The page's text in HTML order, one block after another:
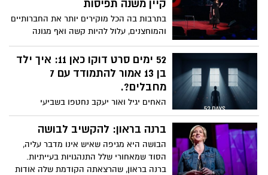
מה שנולד מתוך שבר: אלבום חדש בשם "כמה
כאב כמה כוח", הכולל עשרה שירים שנכתבו
והולחנו לזכרם של בני משפחת קוץ.
קיין משנה תפיסות
בתרבות בה הכל מוקירים יותר את החברותיים
והמוחצנים, עלול להיות קשה ואף מגונה
להיות מופנם. אבל, כפי שטוענת סוזן קיין
בהרצאתה מלאת הלהט, המופנמים מביאים
איתם לעולם כישרונות ויכולות יוצאי-דופן, ויש
לעודדם ולשבחם.
52 ימים סרט דוקו כאן 11: איך ילד
בן 13 אמור להתמודד עם 7
מחבלים?.
האחים יגיל ואור יעקב נחטפו בשביעי
לאוקטובר מביתם בקיבוץ ניר עוז יחד אביהם
יאיר ז"ל וזוגתו מירב טל. הם חזרו בעסקת
החזר השבויים הראשונה לאחר 52 יום בשבי.
צפו בווידאו
ברנה בראון: להקשיב לבושה
הבושה היא מגיפה שאיש אינו מדבר עליה,
הסוד שמאחורי שלל התנהגויות בעייתיות.
ברנה בראון, שהרצאתה הקודמת שלה אודות